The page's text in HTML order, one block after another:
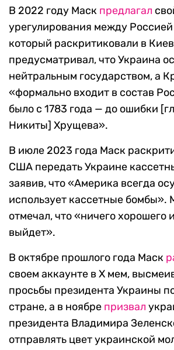
В 2022 году Маск предлагал
урегулирования между
который раскритиковали в
предусматривал, что Украина
нейтральным государством, а
«формально входит в состав
было с 1783 года — до ошибки
Никиты] Хрущева».
В июле 2023 года Маск
США передать Украине
заявив, что «Америка всегда
использует кассетные бомбы».
отмечал, что «ничего хорошего
выйдет».
В октябре прошлого года Маск
своем аккаунте в X мем,
просьбы президента Украины
стране, а в ноябре призвал
президента Владимира
отправлять цвет украинской